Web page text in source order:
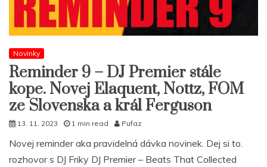
Novinky
Reminder 9 – DJ Premier stále
kope. Novej Elaquent, Nottz, FOM
ze Slovenska a král Ferguson
13. 11. 2023 1 min read Pufaz
Novej reminder aka pravidelná dávka novinek. Dej si to.
rozhovor s DJ Friky DJ Premier – Beats That Collected